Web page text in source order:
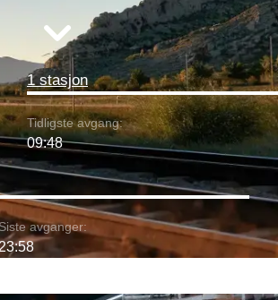
1 stasjon
Tidligste avgang:
09:48
avganger: